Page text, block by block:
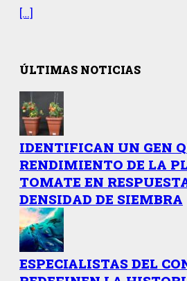
[…]
ÚLTIMAS NOTICIAS
IDENTIFICAN UN GEN
RENDIMIENTO DE LA
TOMATE EN
DENSIDAD DE SIEMBRA
ESPECIALISTAS DEL